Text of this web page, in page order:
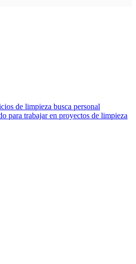
de limpieza busca personal
para trabajar en proyectos de limpieza